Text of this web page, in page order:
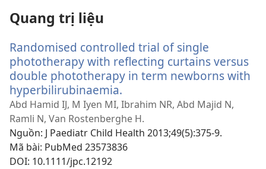
Quang trị liệu
Randomised controlled trial of single
phototherapy with reflecting curtains versus
double phototherapy in term newborns with
hyperbilirubinaemia.
cửa
sổ
mới)
Abd Hamid IJ, M Iyen MI, Ibrahim NR, Abd Majid N,
Ramli N, Van Rostenberghe H.
Nguồn‎: J Paediatr Child Health 2013;49(5):375-9.
Mã bài‎: PubMed 23573836
DOI‎: 10.1111/jpc.12192